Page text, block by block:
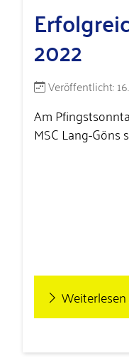
2022
Details
Veröffentlicht:
Am
MSC Lang-Göns
Weiterlesen